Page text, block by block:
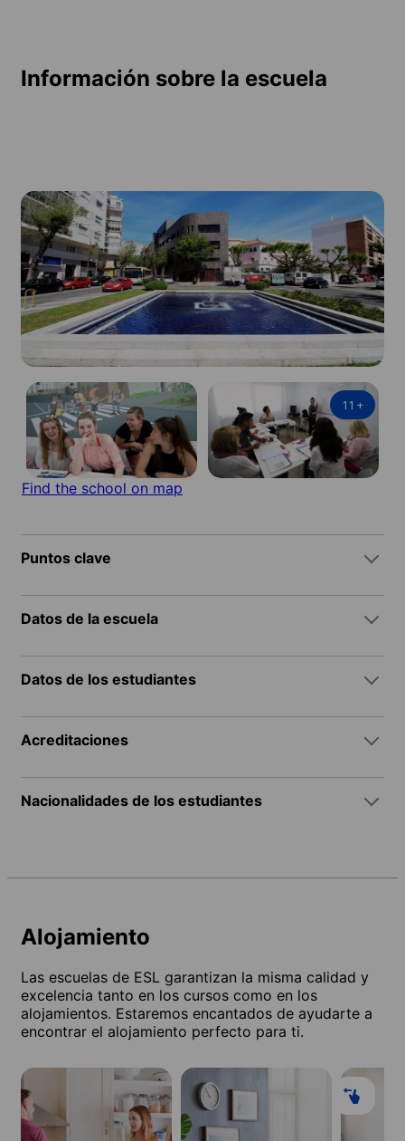
Información sobre la escuela
11 +
Find the school on map
Puntos clave
Datos de la escuela
Datos de los estudiantes
Acreditaciones
Nacionalidades de los estudiantes
Alojamiento
Las escuelas de ESL garantizan la misma calidad y
excelencia tanto en los cursos como en los
alojamientos. Estaremos encantados de ayudarte a
encontrar el alojamiento perfecto para ti.